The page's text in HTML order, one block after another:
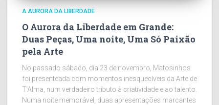
A AURORA DA LIBERDADE
O Aurora da Liberdade em Grande:
Duas Peças, Uma noite, Uma Só Paixão
pela Arte
No passado sábado, dia 23 de novembro, Matosinhos
foi presenteada com momentos inesquecíveis da Arte de
T’Alma, num verdadeiro tributo à criatividade e ao talento.
Numa noite memorável, duas apresentações marcantes